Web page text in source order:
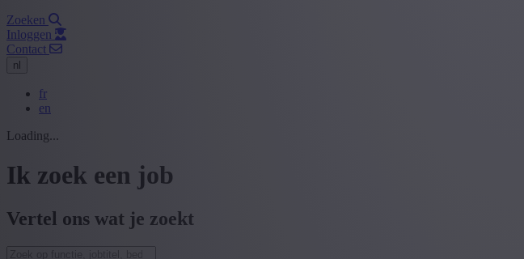
Zoeken
Inloggen
Contact
nl
fr
en
Loading...
Ik zoek een job
Vertel ons wat je zoekt